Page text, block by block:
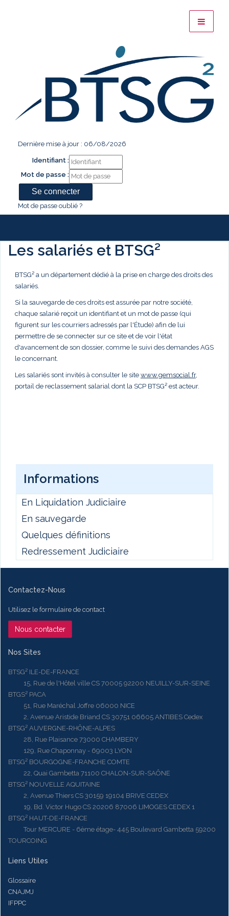
Dernière mise à jour : 06/08/2026
Identifiant :
Mot de passe :
Mot de passe oublié ?
Les salariés et BTSG²
BTSG² a un département dédié à la prise en charge des droits des
salariés.
Si la sauvegarde de ces droits est assurée par notre société,
chaque salarié reçoit un identifiant et un mot de passe (qui
figurent sur les courriers adressés par l'Étude) afin de lui
permettre de se connecter sur ce site et de voir l'état
d'avancement de son dossier, comme le suivi des demandes AGS
le concernant.
Les salariés sont invités à consulter le site www.gemsocial.fr,
portail de reclassement salarial dont la SCP BTSG² est acteur.
Informations
En Liquidation Judiciaire
En sauvegarde
Quelques définitions
Redressement Judiciaire
Contactez-Nous
Utilisez le formulaire de contact
Nous contacter
Nos Sites
BTSG² ILE-DE-FRANCE
15, Rue de l'Hôtel ville CS 70005 92200 NEUILLY-SUR-SEINE
BTGS² PACA
51, Rue Maréchal Joffre 06000 NICE
2, Avenue Aristide Briand CS 30751 06605 ANTIBES Cedex
BTSG² AUVERGNE-RHÔNE-ALPES
28, Rue Plaisance 73000 CHAMBERY
129, Rue Chaponnay - 69003 LYON
BTSG² BOURGOGNE-FRANCHE COMTE
22, Quai Gambetta 71100 CHALON-SUR-SAÔNE
BTSG² NOUVELLE AQUITAINE
2, Avenue Thiers CS 30159 19104 BRIVE CEDEX
19, Bd. Victor Hugo CS 20206 87006 LIMOGES CEDEX 1
BTSG² HAUT-DE-FRANCE
Tour MERCURE - 6ème étage- 445 Boulevard Gambetta 59200
TOURCOING
Liens Utiles
Glossaire
CNAJMJ
IFPPC